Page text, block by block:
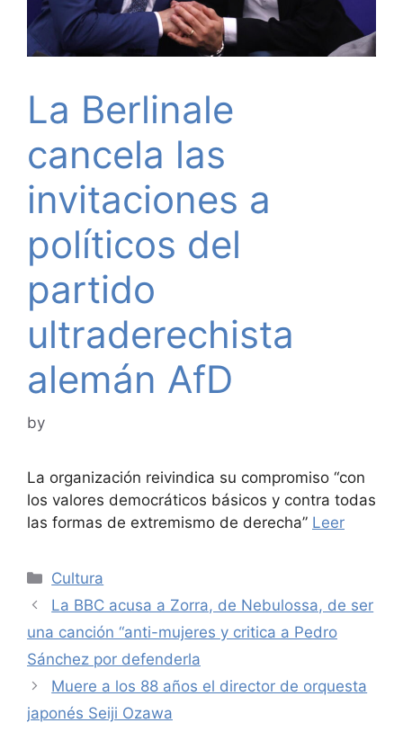
La Berlinale
cancela las
invitaciones a
políticos del
partido
ultraderechista
alemán AfD
by
La organización reivindica su compromiso “con
los valores democráticos básicos y contra todas
las formas de extremismo de derecha” Leer
Categories
Cultura
La BBC acusa a Zorra, de Nebulossa, de ser
una canción “anti-mujeres y critica a Pedro
Sánchez por defenderla
Muere a los 88 años el director de orquesta
japonés Seiji Ozawa